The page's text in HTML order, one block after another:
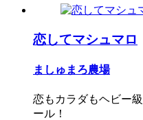
恋してマシュマロ
ましゅまろ農場
恋もカラダもヘビー
ール！